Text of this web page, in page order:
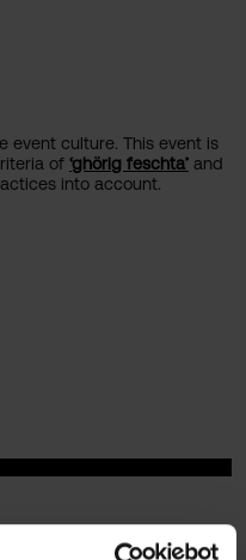
event culture. This event is
of ‘ghörig feschta’ and
into account.